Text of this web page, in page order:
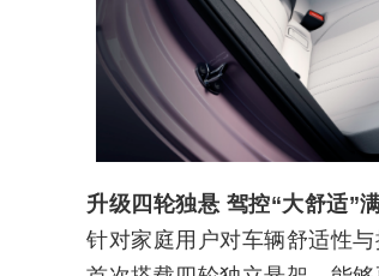
升级四轮独悬 驾控“大舒适”
针对家庭用户对车辆舒适性